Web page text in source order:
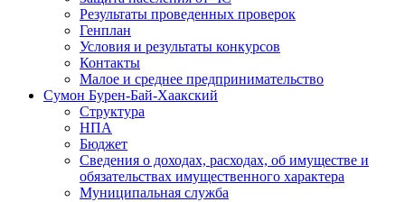
Результаты проведенных проверок
Генплан
Условия и результаты конкурсов
Контакты
Малое и среднее предпринимательство
Сумон Бурен-Бай-Хаакский
Структура
НПА
Бюджет
Сведения о доходах, расходах, об имуществе и
обязательствах имущественного характера
Муниципальная служба